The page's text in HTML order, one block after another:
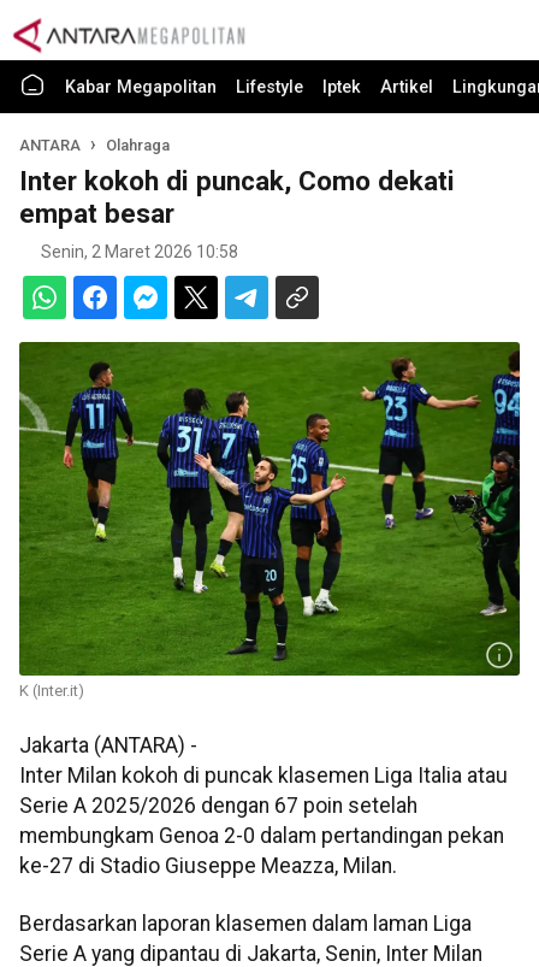
Kabar Megapolitan Lifestyle Iptek Artikel
ANTARA Olahraga
Inter kokoh di puncak, Como dekati
empat besar
Senin, 2 Maret 2026 10:58
K (Inter.it)
Jakarta (ANTARA) -
Inter Milan kokoh di puncak klasemen Liga Italia atau
Serie A 2025/2026 dengan 67 poin setelah
membungkam Genoa 2-0 dalam pertandingan pekan
ke-27 di Stadio Giuseppe Meazza, Milan.
Berdasarkan laporan klasemen dalam laman Liga
Serie A yang dipantau di Jakarta, Senin, Inter Milan